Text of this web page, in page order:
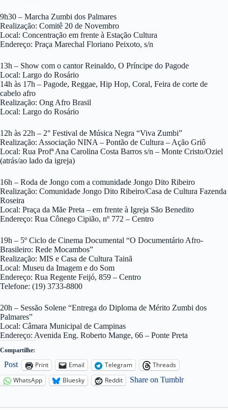
9h30 – Marcha Zumbi dos Palmares
Realização: Comitê 20 de Novembro
Local: Concentração em frente à Estação Cultura
Endereço: Praça Marechal Floriano Peixoto, s/n
13h – Show com o cantor Reinaldo, O Príncipe do Pagode
Local: Largo do Rosário
14h às 17h – Pagode, Reggae, Hip Hop, Coral, Feira de corte de
cabelo afro
Realização: Ong Afro Brasil
Local: Largo do Rosário
12h às 22h – 2° Festival de Música Negra “Viva Zumbi”
Realização: Associação NINA – Pontão de Cultura – Ação Griô
Local: Rua Profª Ana Carolina Costa Barros s/n – Monte Cristo/Oziel
(atrás/ao lado da igreja)
16h – Roda de Jongo com a comunidade Jongo Dito Ribeiro
Realização: Comunidade Jongo Dito Ribeiro/Casa de Cultura Fazenda
Roseira
Local: Praça da Mãe Preta – em frente à Igreja São Benedito
Endereço: Rua Cônego Cipião, nº 772 – Centro
19h – 5º Ciclo de Cinema Documental “O Documentário Afro-
Brasileiro: Rede Mocambos”
Realização: MIS e Casa de Cultura Tainã
Local: Museu da Imagem e do Som
Endereço: Rua Regente Feijó, 859 – Centro
Telefone: (19) 3733-8800
20h – Sessão Solene “Entrega do Diploma de Mérito Zumbi dos
Palmares”
Local: Câmara Municipal de Campinas
Endereço: Avenida Eng. Roberto Mange, 66 – Ponte Preta
Compartilhe:
Post Print Email Telegram
Threads
WhatsApp
Bluesky Reddit Share on Tumblr